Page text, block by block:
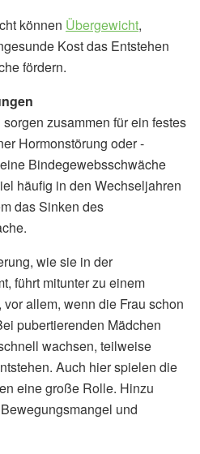
können Übergewicht,
Kost das Entstehen
fördern.
zusammen für ein festes
Hormonstörung oder -
Bindegewebsschwäche
häufig in den Wechseljahren
das Sinken des
wie sie in der
führt mitunter zu einem
allem, wenn die Frau schon
pubertierenden Mädchen
wachsen, teilweise
Auch hier spielen die
eine große Rolle. Hinzu
und